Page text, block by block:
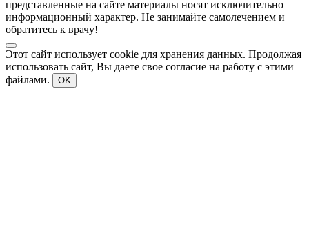
представленные на сайте материалы носят исключительно
информационный характер. Не занимайте самолечением и
обратитесь к врачу!
Этот сайт использует cookie для хранения данных. Продолжая
использовать сайт, Вы даете свое согласие на работу с этими
файлами.
OK